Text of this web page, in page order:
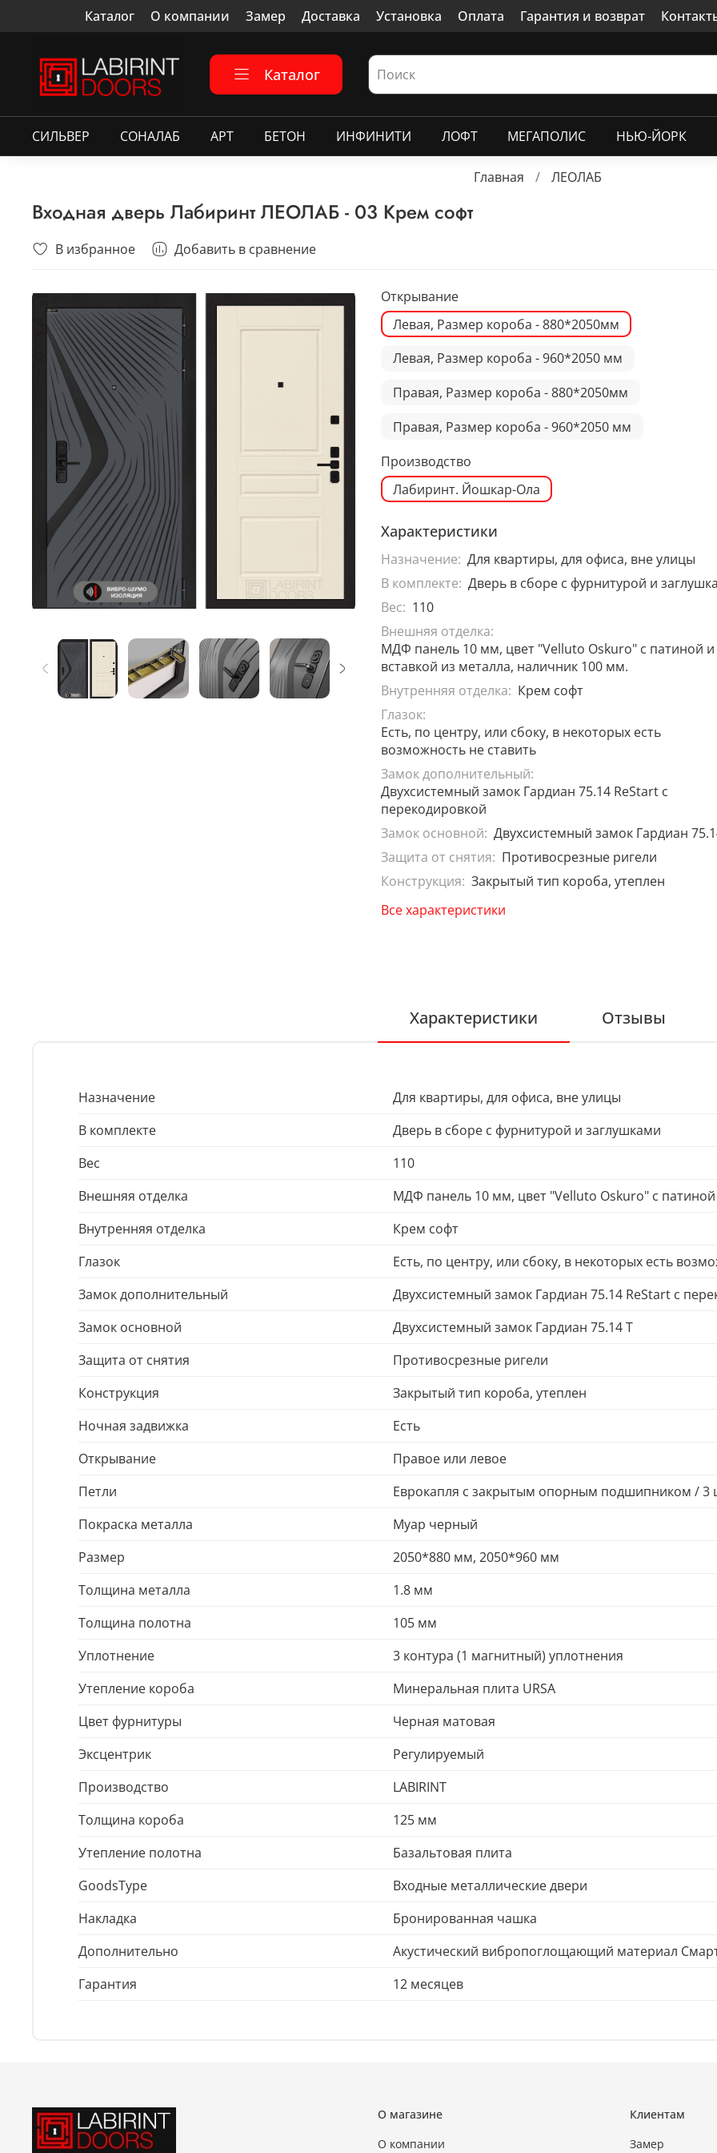
Каталог О компании Замер Доставка Установка Оплата Гарантия и возврат
Каталог
СИЛЬВЕР СОНАЛАБ АРТ БЕТОН ИНФИНИТИ ЛОФТ МЕГАПОЛИС НЬЮ-ЙОРК
Главная ЛЕОЛАБ
Входная дверь Лабиринт ЛЕОЛАБ - 03 Крем софт
В избранное Добавить в сравнение
Открывание
Левая, Размер короба - 880*2050мм
Левая, Размер короба - 960*2050 мм
Правая, Размер короба - 880*2050мм
Правая, Размер короба - 960*2050 мм
Производство
Лабиринт. Йошкар-Ола
Характеристики
Назначение: Для квартиры, для офиса, вне улицы
В комплекте: Дверь в сборе с фурнитурой и
Вес: 110
Внешняя отделка:
МДФ панель 10 мм, цвет "Velluto Oskuro" с патиной и
вставкой из металла, наличник 100 мм.
Внутренняя отделка: Крем софт
Глазок:
Есть, по центру, или сбоку, в некоторых есть
возможность не ставить
Замок дополнительный:
Двухсистемный замок Гардиан 75.14 ReStart с
перекодировкой
Замок основной: Двухсистемный замок Гардиан
Защита от снятия: Противосрезные ригели
Конструкция: Закрытый тип короба, утеплен
Все характеристики
Характеристики Отзывы
Назначение
Для квартиры, для офиса, вне улицы
В комплекте
Дверь в сборе с фурнитурой и заглушками
Вес
110
Внешняя отделка
МДФ панель 10 мм, цвет "Velluto Oskuro" с
Внутренняя отделка
Крем софт
Глазок
Есть, по центру, или сбоку, в некоторых есть
Замок дополнительный
Двухсистемный замок Гардиан 75.14 ReStart с
Замок основной
Двухсистемный замок Гардиан 75.14 Т
Защита от снятия
Противосрезные ригели
Конструкция
Закрытый тип короба, утеплен
Ночная задвижка
Есть
Открывание
Правое или левое
Петли
Еврокапля с закрытым опорным подшипником / 3
Покраска металла
Муар черный
Размер
2050*880 мм, 2050*960 мм
Толщина металла
1.8 мм
Толщина полотна
105 мм
Уплотнение
3 контура (1 магнитный) уплотнения
Утепление короба
Минеральная плита URSA
Цвет фурнитуры
Черная матовая
Эксцентрик
Регулируемый
Производство
LABIRINT
Толщина короба
125 мм
Утепление полотна
Базальтовая плита
GoodsType
Входные металлические двери
Накладка
Бронированная чашка
Дополнительно
Акустический вибропоглощающий материал
Гарантия
12 месяцев
О магазине
О компании
Клиентам
Замер